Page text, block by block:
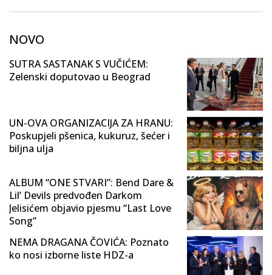
NOVO
SUTRA SASTANAK S VUČIĆEM:
Zelenski doputovao u Beograd
UN-OVA ORGANIZACIJA ZA HRANU:
Poskupjeli pšenica, kukuruz, šećer i
biljna ulja
ALBUM “ONE STVARI”: Bend Dare &
Lil’ Devils predvođen Darkom
Jelisićem objavio pjesmu “Last Love
Song”
NEMA DRAGANA ČOVIĆA: Poznato
ko nosi izborne liste HDZ-a